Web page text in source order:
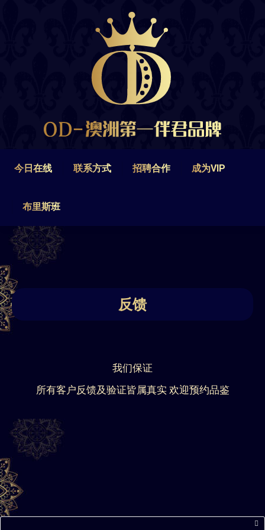
今日在线 联系方式 招聘合作 成为VIP
布里斯班
反馈
我们保证
所有客户反馈及验证皆属真实 欢迎预约品鉴
联系方式 招聘合作
布里斯班